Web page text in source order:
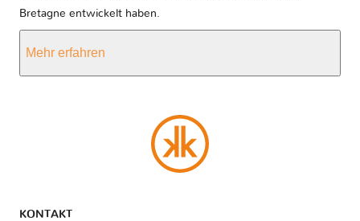
Bretagne entwickelt haben.
Mehr erfahren
KONTAKT